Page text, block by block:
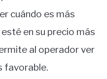
cuándo es más
en su precio más
al operador ver
favorable.